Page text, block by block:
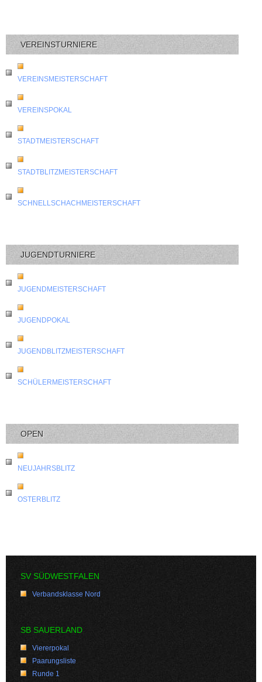
VEREINSTURNIERE
VEREINSMEISTERSCHAFT
VEREINSPOKAL
STADTMEISTERSCHAFT
STADTBLITZMEISTERSCHAFT
SCHNELLSCHACHMEISTERSCHAFT
JUGENDTURNIERE
JUGENDMEISTERSCHAFT
JUGENDPOKAL
JUGENDBLITZMEISTERSCHAFT
SCHÜLERMEISTERSCHAFT
OPEN
NEUJAHRSBLITZ
OSTERBLITZ
SV SÜDWESTFALEN
Verbandsklasse Nord
SB SAUERLAND
Viererpokal
Paarungsliste
Runde 1